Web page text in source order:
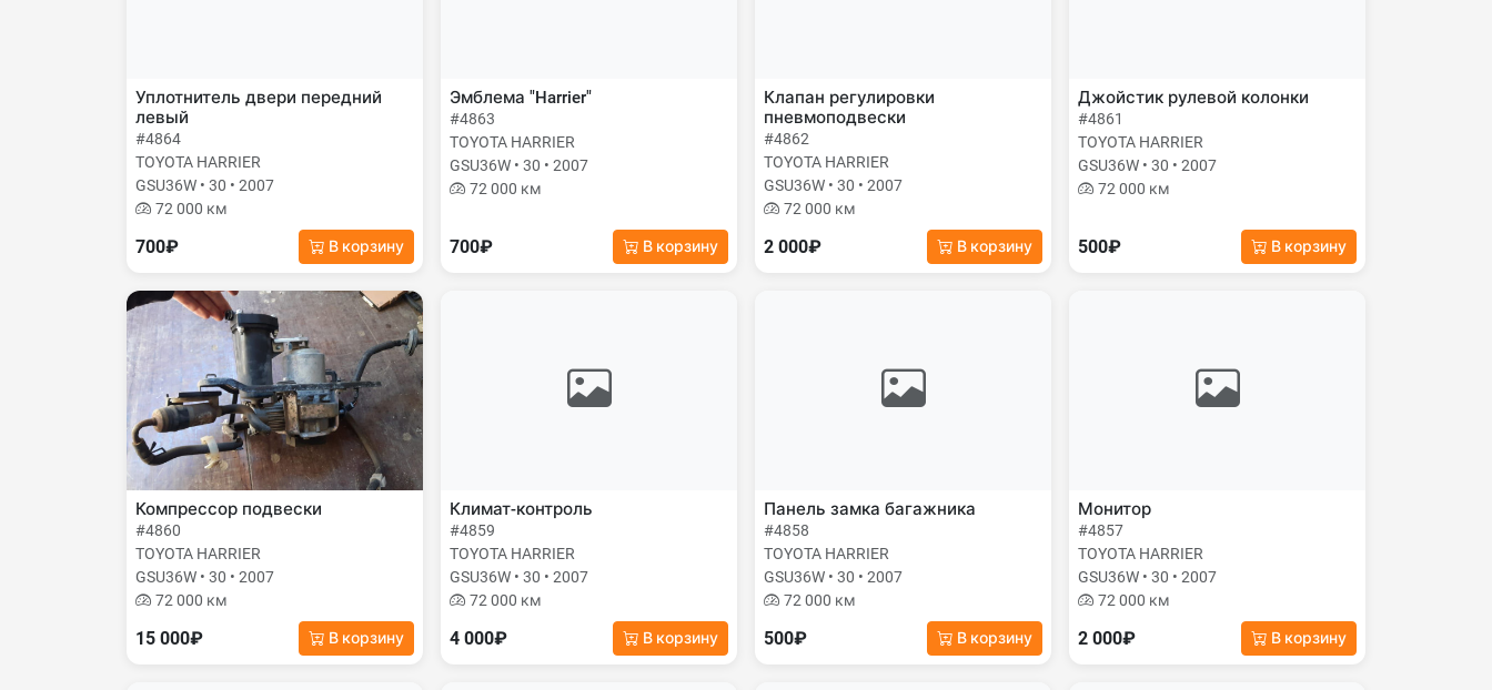
Уплотнитель двери передний
левый
#4864
TOYOTA HARRIER
GSU36W • 30 • 2007
72 000 км
700₽ В корзину
Эмблема "Harrier"
#4863
TOYOTA HARRIER
GSU36W • 30 • 2007
72 000 км
700₽ В корзину
Клапан регулировки
пневмоподвески
#4862
TOYOTA HARRIER
GSU36W • 30 • 2007
72 000 км
2 000₽ В корзину
Джойстик рулевой колонки
#4861
TOYOTA HARRIER
GSU36W • 30 • 2007
72 000 км
500₽ В корзину
Компрессор подвески
#4860
TOYOTA HARRIER
GSU36W • 30 • 2007
72 000 км
15 000₽ В корзину
Климат-контроль
#4859
TOYOTA HARRIER
GSU36W • 30 • 2007
72 000 км
4 000₽ В корзину
Панель замка багажника
#4858
TOYOTA HARRIER
GSU36W • 30 • 2007
72 000 км
500₽ В корзину
Монитор
#4857
TOYOTA HARRIER
GSU36W • 30 • 2007
72 000 км
2 000₽ В корзину